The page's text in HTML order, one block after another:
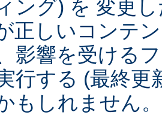
ング) を 変更
正しいコンテ
影響を受ける
行する (最終更
もしれません。